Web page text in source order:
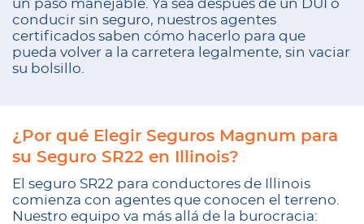
un paso manejable. Ya sea después de un DUI o
conducir sin seguro, nuestros agentes
certificados saben cómo hacerlo para que
pueda volver a la carretera legalmente, sin vaciar
su bolsillo.
¿Por qué Elegir Seguros Magnum para
su Seguro SR22 en Illinois?
El seguro SR22 para conductores de Illinois
comienza con agentes que conocen el terreno.
Nuestro equipo va más allá de la burocracia: